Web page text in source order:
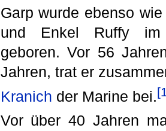
Garp wurde ebenso
und Enkel Ruffy im
geboren. Vor 56
Jahren, trat er
Kranich der Marine bei.
Vor über 40 Jahren